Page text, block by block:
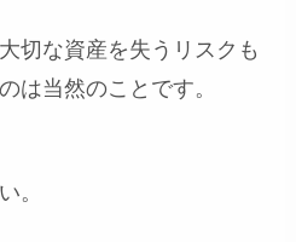
切な資産を失うリスクも
は当然のことです。
。